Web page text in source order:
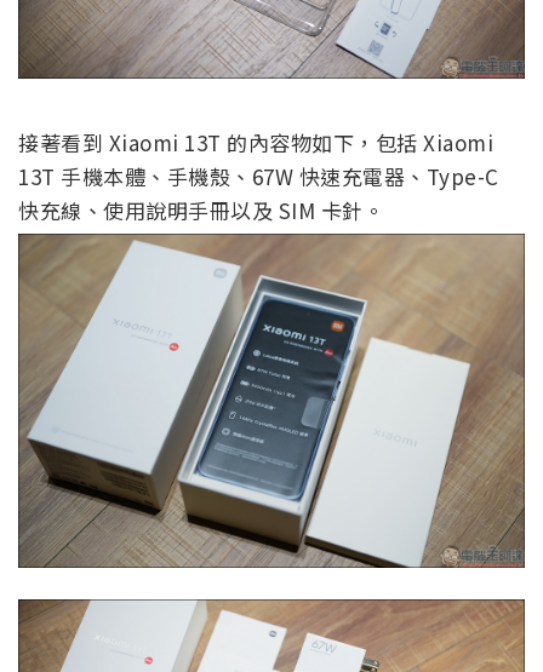
接著看到 Xiaomi 13T 的內容物如下，包括 Xiaomi
13T 手機本體、手機殼、67W 快速充電器、Type-C
快充線、使用說明手冊以及 SIM 卡針。